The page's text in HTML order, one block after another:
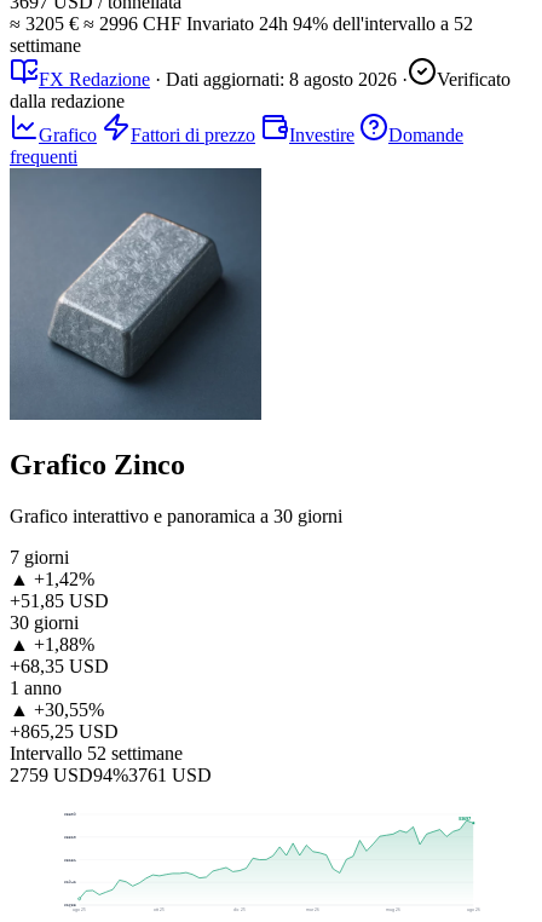
≈ 3205 € ≈ 2996 CHF Invariato 24h 94% dell'intervallo a 52
settimane
FX Redazione · Dati aggiornati: 8 agosto 2026 ·
Verificato
dalla redazione
Grafico
Fattori di prezzo Investire
Domande
frequenti
Grafico Zinco
Grafico interattivo e panoramica a 30 giorni
7 giorni
▲ +1,42%
+51,85 USD
30 giorni
▲ +1,88%
+68,35 USD
1 anno
▲ +30,55%
+865,25 USD
Intervallo 52 settimane
2759 USD94%3761 USD
$2653
$2942
$3231
$3520
$3809
ago 25 ott 25 dic 25 mar 26 mag 26 ago 26
$3697